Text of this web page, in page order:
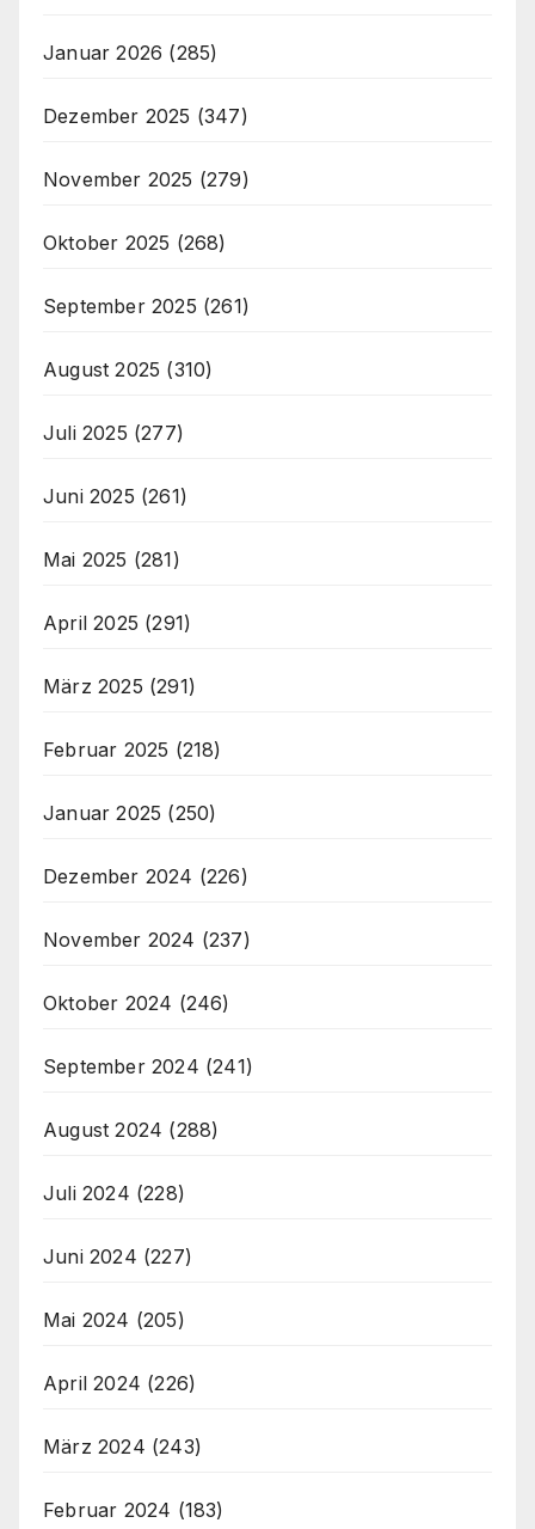
Januar 2026 (285)
Dezember 2025 (347)
November 2025 (279)
Oktober 2025 (268)
September 2025 (261)
August 2025 (310)
Juli 2025 (277)
Juni 2025 (261)
Mai 2025 (281)
April 2025 (291)
März 2025 (291)
Februar 2025 (218)
Januar 2025 (250)
Dezember 2024 (226)
November 2024 (237)
Oktober 2024 (246)
September 2024 (241)
August 2024 (288)
Juli 2024 (228)
Juni 2024 (227)
Mai 2024 (205)
April 2024 (226)
März 2024 (243)
Februar 2024 (183)